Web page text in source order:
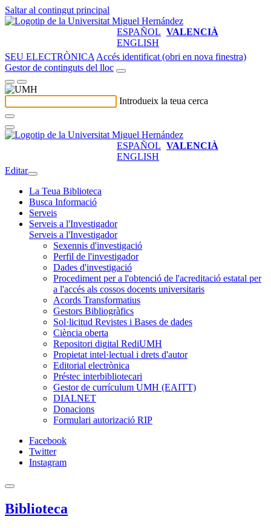
Saltar al contingut principal
ESPAÑOL VALENCIÀ
ENGLISH
SEU ELECTRÒNICA Accés identificat (obri en nova finestra)
Gestor de continguts del lloc
Introdueix la teua cerca
ESPAÑOL VALENCIÀ
ENGLISH
Editar
La Teua Biblioteca
Busca Informació
Serveis
Serveis a l'Investigador
Serveis a l'Investigador
Sexennis d'investigació
Perfil de l'investigador
Dades d'investigació
Procediment per a l'obtenció de l'acreditació estatal per
a l'accés als cossos docents universitaris
Acords Transformatius
Gestors Bibliogràfics
Sol·licitud Revistes i Bases de dades
Ciència oberta
Repositori digital RediUMH
Propietat intel·lectual i drets d'autor
Editorial electrònica
Préstec interbibliotecari
Gestor de currículum UMH (EAITT)
DIALNET
Donacions
Formulari autorizació RIP
Facebook
Twitter
Instagram
Biblioteca